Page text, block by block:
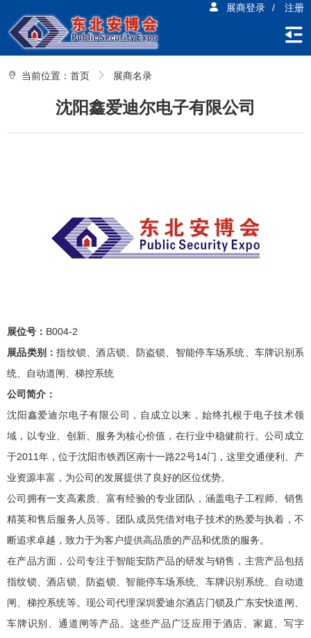
展商登录 / 注册
当前位置： 首页 展商名录
沈阳鑫爱迪尔电子有限公司
展位号： B004-2
展品类别：指纹锁、酒店锁、防盗锁、智能停车场系统、车牌识别系
统、自动道闸、梯控系统
公司简介：
沈阳鑫爱迪尔电子有限公司，自成立以来，始终扎根于电子技术领
域，以专业、创新、服务为核心价值，在行业中稳健前行。公司成立
于2011年，位于沈阳市铁西区南十一路22号14门，这里交通便利、产
业资源丰富，为公司的发展提供了良好的区位优势。
公司拥有一支高素质、富有经验的专业团队，涵盖电子工程师、销售
精英和售后服务人员等。团队成员凭借对电子技术的热爱与执着，不
断追求卓越，致力于为客户提供高品质的产品和优质的服务。
在产品方面，公司专注于智能安防产品的研发与销售，主营产品包括
指纹锁、酒店锁、防盗锁、智能停车场系统、车牌识别系统、自动道
闸、梯控系统等。现公司代理深圳爱迪尔酒店门锁及广东安快道闸、
车牌识别、通道闸等产品。这些产品广泛应用于酒店、家庭、写字